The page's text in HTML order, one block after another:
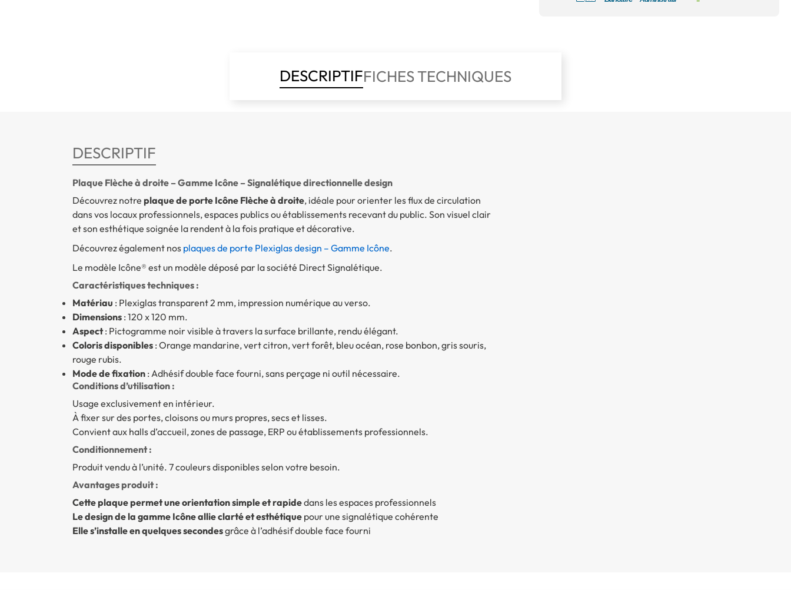
DESCRIPTIFFICHES TECHNIQUES
DESCRIPTIF
Plaque Flèche à droite – Gamme Icône – Signalétique directionnelle design
Découvrez notre plaque de porte Icône Flèche à droite, idéale pour orienter les flux de circulation
dans vos locaux professionnels, espaces publics ou établissements recevant du public. Son visuel clair
et son esthétique soignée la rendent à la fois pratique et décorative.
Découvrez également nos plaques de porte Plexiglas design – Gamme Icône.
Le modèle Icône® est un modèle déposé par la société Direct Signalétique.
Caractéristiques techniques :
Matériau : Plexiglas transparent 2 mm, impression numérique au verso.
Dimensions: 120 x 120 mm.
Aspect: Pictogramme noir visible à travers la surface brillante, rendu élégant.
Coloris disponibles: Orange mandarine, vert citron, vert forêt, bleu océan, rose bonbon, gris souris,
rouge rubis.
Mode de fixation: Adhésif double face fourni, sans perçage ni outil nécessaire.
Conditions d’utilisation :
Usage exclusivement en intérieur.
À fixer sur des portes, cloisons ou murs propres, secs et lisses.
Convient aux halls d’accueil, zones de passage, ERP ou établissements professionnels.
Conditionnement :
Produit vendu à l’unité. 7 couleurs disponibles selon votre besoin.
Avantages produit :
Cette plaque permet une orientation simple et rapidedans les espaces professionnels
Le design de la gamme Icône allie clarté et esthétiquepour une signalétique cohérente
Elle s’installe en quelques secondesgrâce à l’adhésif double face fourni